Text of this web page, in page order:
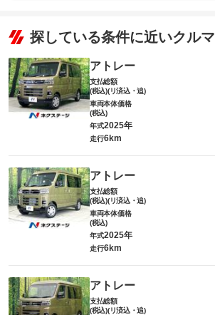
探している条件に近いクルマ
アトレー
支払総額
(税込)(リ済込・追)
車両本体価格
(税込)
年式2025年
走行6km
アトレー
支払総額
(税込)(リ済込・追)
車両本体価格
(税込)
年式2025年
走行6km
アトレー
支払総額
(税込)(リ済込・追)